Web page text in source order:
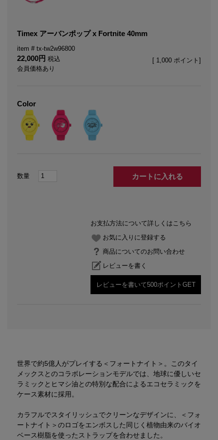
Timex アーバンポップ x Fortnite 40mm
tx-tw2w96800
22,000
税込
会員価格あり
[ 1,000 ポイント]
Color
カートに入れる
お支払方法について詳しくはこちら
お気に入りに登録する
商品についてのお問い合わせ
レビューを書く
レビューを書いて500ポイントGET
世界で約5億人がプレイする＜フォートナイト＞。このタイ
メックスとのコラボレーションモデルでは、地球に優しいセ
ラミックとヒマシ油との特別な配合によるエコセラミックを
ケース素材に採用。
カラフルでスタイリッシュでクリーンなデザインに、＜フォ
ートナイト＞のロゴをエンボスした同じく植物由来のバイオ
ベース樹脂を使ったストラップを合わせました。